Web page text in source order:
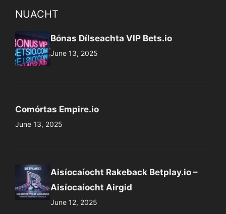
NUACHT
Bónas Dílseachta VIP Bets.io
June 13, 2025
Comórtas Empire.io
June 13, 2025
Aisíocaíocht Rakeback Betplay.io –
Aisíocaíocht Airgid
June 12, 2025